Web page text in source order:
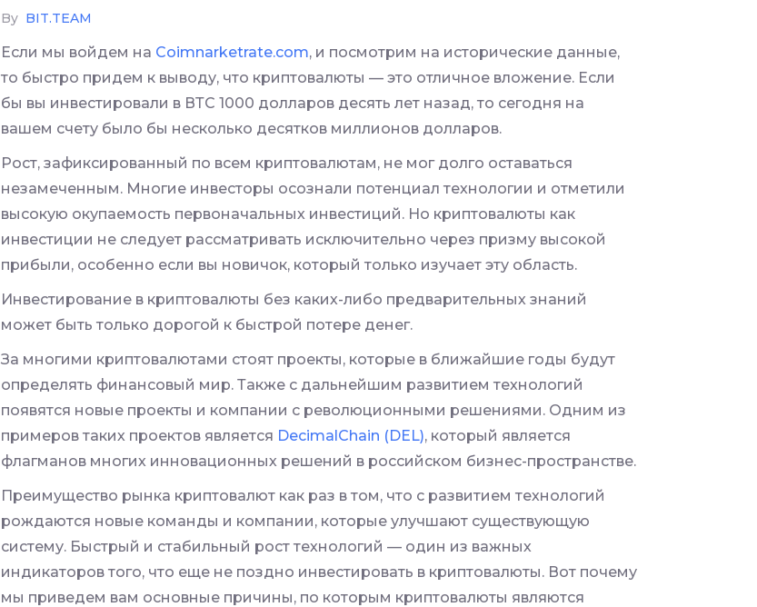
By BIT.TEAM
Если мы войдем на Coimnarketrate.com, и посмотрим на исторические данные,
то быстро придем к выводу, что криптовалюты — это отличное вложение. Если
бы вы инвестировали в ВТС 1000 долларов десять лет назад, то сегодня на
вашем счету было бы несколько десятков миллионов долларов.
Рост, зафиксированный по всем криптовалютам, не мог долго оставаться
незамеченным. Многие инвесторы осознали потенциал технологии и отметили
высокую окупаемость первоначальных инвестиций. Но криптовалюты как
инвестиции не следует рассматривать исключительно через призму высокой
прибыли, особенно если вы новичок, который только изучает эту область.
Инвестирование в криптовалюты без каких-либо предварительных знаний
может быть только дорогой к быстрой потере денег.
За многими криптовалютами стоят проекты, которые в ближайшие годы будут
определять финансовый мир. Также с дальнейшим развитием технологий
появятся новые проекты и компании с революционными решениями. Одним из
примеров таких проектов является DecimalChain (DEL), который является
флагманов многих инновационных решений в российском бизнес-пространстве.
Преимущество рынка криптовалют как раз в том, что с развитием технологий
рождаются новые команды и компании, которые улучшают существующую
систему. Быстрый и стабильный рост технологий — один из важных
индикаторов того, что еще не поздно инвестировать в криптовалюты. Вот почему
мы приведем вам основные причины, по которым криптовалюты являются